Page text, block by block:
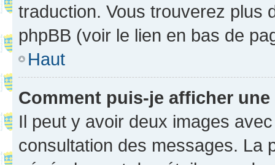
traduction. Vous trouverez plus
phpBB (voir le lien en bas de
Haut
Comment puis-je afficher
Il peut y avoir deux images
consultation des messages. La